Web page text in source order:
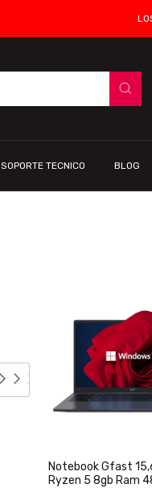
SOPORTE TECNICO BLOG
Notebook Gfast
Ryzen 5 8gb Ram